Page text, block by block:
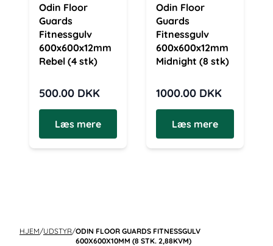
Odin Floor
Guards
Fitnessgulv
600x600x12mm
Rebel (4 stk)
500.00 DKK
Læs mere
Odin Floor
Guards
Fitnessgulv
600x600x12mm
Midnight (8 stk)
1000.00 DKK
Læs mere
HJEM/UDSTYR/ODIN FLOOR GUARDS FITNESSGULV
600X600X10MM (8 STK. 2,88KVM)